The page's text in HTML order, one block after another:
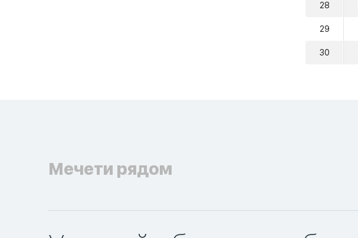
28
29
30
Мечети рядом